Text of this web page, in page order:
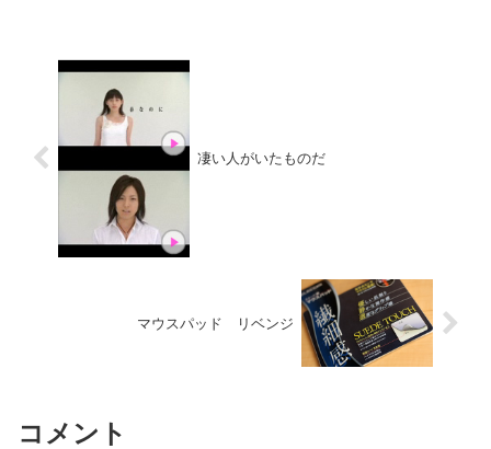
凄い人がいたものだ
マウスパッド リベンジ
コメント